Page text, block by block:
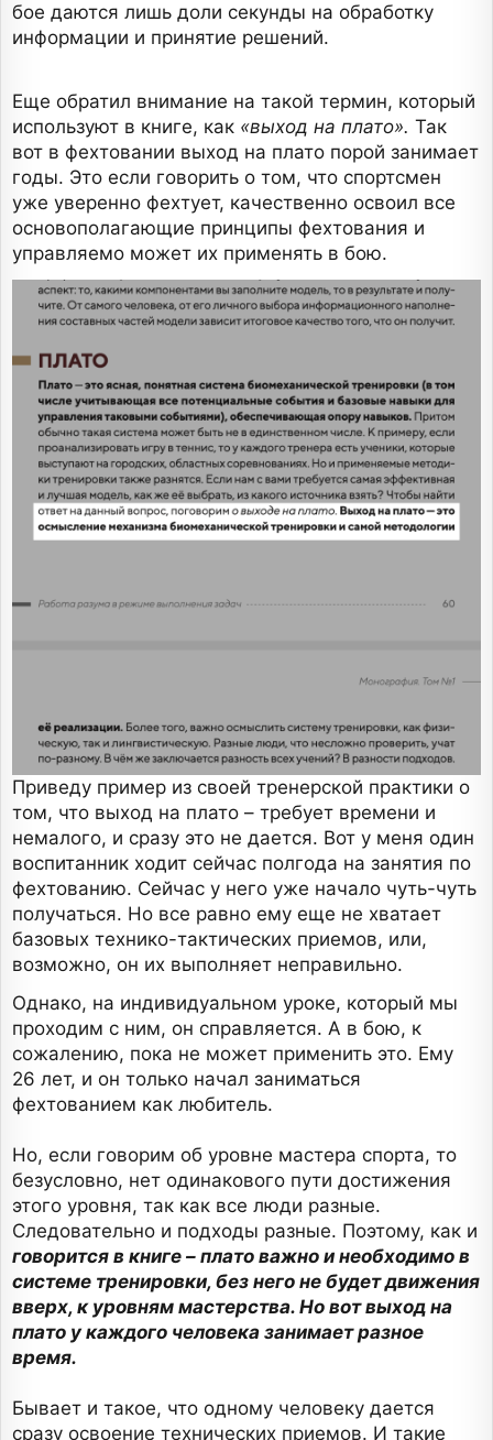
бое даются лишь доли секунды на обработку
информации и принятие решений.
Еще обратил внимание на такой термин, который
используют в книге, как «выход на плато». Так
вот в фехтовании выход на плато порой занимает
годы. Это если говорить о том, что спортсмен
уже уверенно фехтует, качественно освоил все
основополагающие принципы фехтования и
управляемо может их применять в бою.
Приведу пример из своей тренерской практики о
том, что выход на плато – требует времени и
немалого, и сразу это не дается. Вот у меня один
воспитанник ходит сейчас полгода на занятия по
фехтованию. Сейчас у него уже начало чуть-чуть
получаться. Но все равно ему еще не хватает
базовых технико-тактических приемов, или,
возможно, он их выполняет неправильно.
Однако, на индивидуальном уроке, который мы
проходим с ним, он справляется. А в бою, к
сожалению, пока не может применить это. Ему
26 лет, и он только начал заниматься
фехтованием как любитель.
Но, если говорим об уровне мастера спорта, то
безусловно, нет одинакового пути достижения
этого уровня, так как все люди разные.
Следовательно и подходы разные. Поэтому, как и
говорится в книге – плато важно и необходимо в
системе тренировки, без него не будет движения
вверх, к уровням мастерства. Но вот выход на
плато у каждого человека занимает разное
время.
Бывает и такое, что одному человеку дается
сразу освоение технических приемов. И такие